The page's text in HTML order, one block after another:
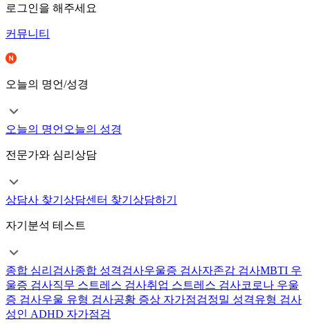
로그인을 해주세요
커뮤니티
오늘의 명언/성경
오늘의 명언 오늘의 성경
전문가와 심리상담
상담사 찾기 상담센터 찾기 상담하기
자기분석 테스트
종합 심리검사종합 성격검사우울증 검사자존감 검사MBTI 우
울증 검사직무 스트레스 검사취업 스트레스 검사코로나 우울
증 검사우울 유형 검사공황 증상 자가점검정밀 성격유형 검사
성인 ADHD 자가점검